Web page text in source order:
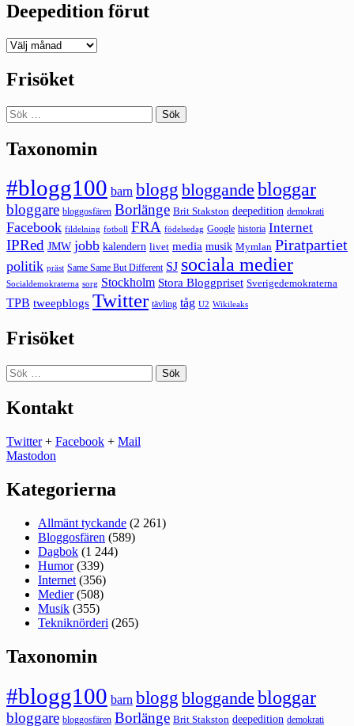
Deepedition förut
Deepedition
Frisöket
Sök
efter:
Taxonomin
#blogg100 barn blogg bloggande bloggar
bloggare bloggosfären Borlänge Brit Stakston deepedition demokrati
Facebook fildelning fotboll FRA födelsedag Google historia Internet
IPRed JMW jobb kalendern livet media musik Mymlan Piratpartiet
politik präst Same Same But Different SJ sociala medier
Socialdemokraterna sorg Stockholm Stora Bloggpriset Sverigedemokraterna
TPB tweepblogs Twitter tävling tåg U2 Wikileaks
Frisöket
Sök
efter:
Kontakt
Twitter+ Facebook + Mail
Mastodon
Kategorierna
Allmänt tyckande (2 261)
Bloggosfären (589)
Dagbok (1 244)
Humor(339)
Internet (356)
Medier(508)
Musik (355)
Tekniknörderi (265)
Taxonomin
#blogg100 barn blogg bloggande bloggar
bloggare bloggosfären Borlänge Brit Stakston deepedition demokrati